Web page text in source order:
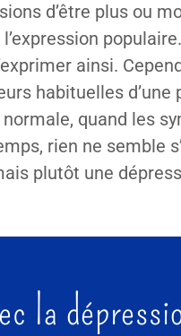
d’être plus ou
ainsi.
habituelles d’une
quand les
rien ne semble
plutôt une
la